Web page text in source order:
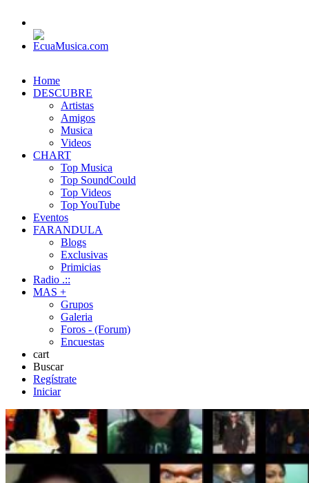
Home
DESCUBRE
Artistas
Amigos
Musica
Videos
CHART
Top Musica
Top SoundCould
Top Videos
Top YouTube
Eventos
FARANDULA
Blogs
Exclusivas
Primicias
Radio .::
MAS +
Grupos
Galeria
Foros - (Forum)
Encuestas
cart
Buscar
Regístrate
Iniciar